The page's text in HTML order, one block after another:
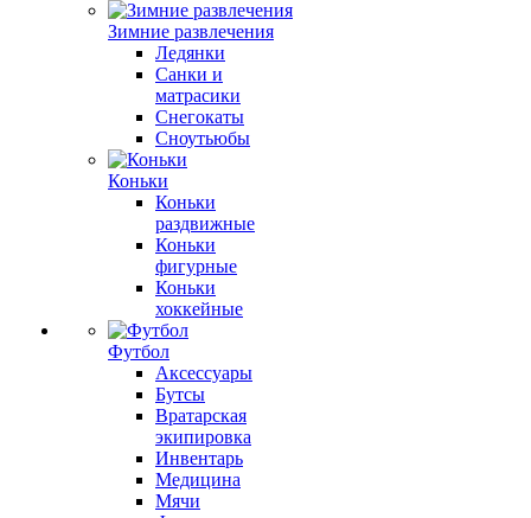
Зимние развлечения
Ледянки
Санки и
матрасики
Снегокаты
Сноутьюбы
Коньки
Коньки
раздвижные
Коньки
фигурные
Коньки
хоккейные
Футбол
Аксессуары
Бутсы
Вратарская
экипировка
Инвентарь
Медицина
Мячи